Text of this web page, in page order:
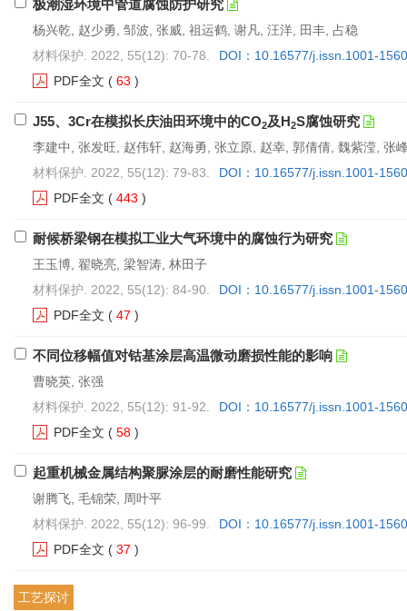
极潮湿环境中管道腐蚀防护研究
杨兴乾, 赵少勇, 邹波, 张威, 祖运鹤, 谢凡, 汪洋, 田丰, 占稳
材料保护. 2022, 55(12): 70-78.
DOI：10.16577/j.issn.1001-
PDF全文 ( 63 )
J55、3Cr在模拟长庆油田环境中的CO2及H2S腐蚀研究
李建中, 张发旺, 赵伟轩, 赵海勇, 张立原, 赵幸, 郭倩倩, 魏紫滢, 张
材料保护. 2022, 55(12): 79-83.
DOI：10.16577/j.issn.1001-
PDF全文 ( 443 )
耐候桥梁钢在模拟工业大气环境中的腐蚀行为研究
王玉博, 翟晓亮, 梁智涛, 林田子
材料保护. 2022, 55(12): 84-90.
DOI：10.16577/j.issn.1001-
PDF全文 ( 47 )
不同位移幅值对钴基涂层高温微动磨损性能的影响
曹晓英, 张强
材料保护. 2022, 55(12): 91-92.
DOI：10.16577/j.issn.1001-
PDF全文 ( 58 )
起重机械金属结构聚脲涂层的耐磨性能研究
谢腾飞, 毛锦荣, 周叶平
材料保护. 2022, 55(12): 96-99.
DOI：10.16577/j.issn.1001-
PDF全文 ( 37 )
工艺探讨